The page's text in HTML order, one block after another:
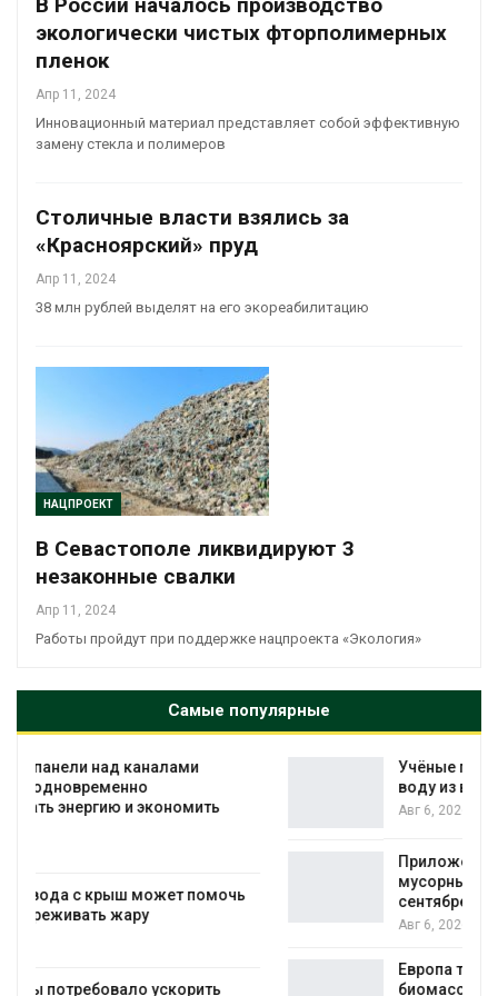
экологически чистых фторполимерных
пленок
Апр 11, 2024
Инновационный материал представляет собой эффективную
замену стекла и полимеров
Столичные власти взялись за
«Красноярский» пруд
Апр 11, 2024
38 млн рублей выделят на его экореабилитацию
НАЦПРОЕКТ
В Севастополе ликвидируют 3
незаконные свалки
Апр 11, 2024
Работы пройдут при поддержке нацпроекта «Экология»
Самые популярные
Учёные предложили получать питьевую
воду из воздуха с помощью ветра
Авг 6, 2026
Приложение «Экопульс» для контроля
сентябре
Авг 6, 2026
Европа теряет всё больше лесной
биомассы из-за засух, вредителей и